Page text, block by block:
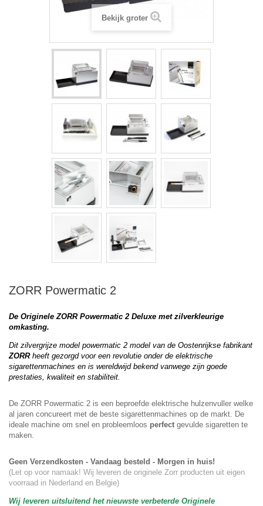
Bekijk groter
ZORR Powermatic 2
De Originele ZORR Powermatic 2 Deluxe met zilverkleurige
omkasting.
Dit zilvergrijze model powermatic 2 model van de Oostenrijkse fabrikant
ZORRheeft gezorgd voor een revolutie onder de elektrische
sigarettenmachines en is wereldwijd bekend vanwege zijn goede
prestaties, kwaliteit en stabiliteit.
De ZORR Powermatic 2 is een beproefde elektrische hulzenvuller welke
al jaren concureert met de beste sigarettenmachines op de markt. De
ideale machine om snel en probleemloos perfect gevulde sigaretten te
maken.
Geen Verzendkosten - Vandaag besteld - Morgen in huis!
(Let op voor namaak! Wij leveren de originele Zorr producten uit eigen
voorraad in Nederland en Belgie)
Wij leveren uitsluitend het nieuwste verbeterde Originele